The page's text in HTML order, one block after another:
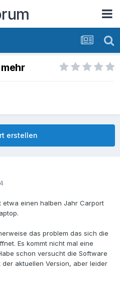
erstellen
etwa einen halben Jahr Carport
das problem das sich die
Es kommt nicht mal eine
schon versucht die Software
aktuellen Version, aber leider